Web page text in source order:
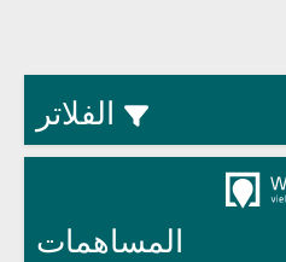
الفلاتر
المساهمات